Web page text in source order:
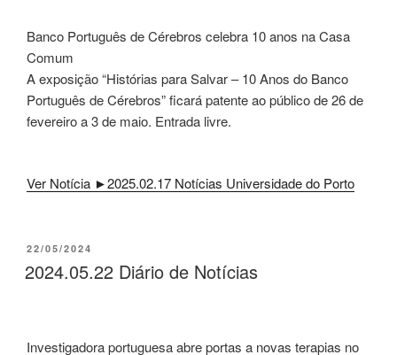
Banco Português de Cérebros celebra 10 anos na Casa
Comum
A exposição “Histórias para Salvar – 10 Anos do Banco
Português de Cérebros” ficará patente ao público de 26 de
fevereiro a 3 de maio. Entrada livre.
Ver Notícia ►2025.02.17 Notícias Universidade do Porto
PUBLICADO
22/05/2024
2024.05.22 Diário de Notícias
Investigadora portuguesa abre portas a novas terapias no